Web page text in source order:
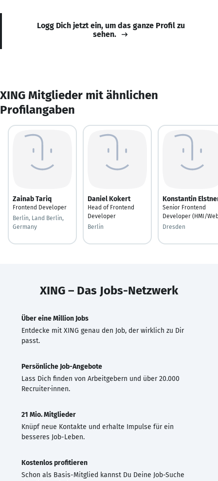
Logg Dich jetzt ein, um das ganze Profil zu
sehen.
XING Mitglieder mit ähnlichen
Profilangaben
Zainab Tariq
Frontend Developer
Berlin, Land Berlin,
Germany
Daniel Kokert
Head of Frontend
Developer
Berlin
Konstantin
Senior Frontend
Developer (HMI/
Dresden
XING – Das Jobs-Netzwerk
Über eine Million Jobs
Entdecke mit XING genau den Job, der wirklich zu Dir
passt.
Persönliche Job-Angebote
Lass Dich finden von Arbeitgebern und über 20.000
Recruiter·innen.
21 Mio. Mitglieder
Knüpf neue Kontakte und erhalte Impulse für ein
besseres Job-Leben.
Kostenlos profitieren
Schon als Basis-Mitglied kannst Du Deine Job-Suche